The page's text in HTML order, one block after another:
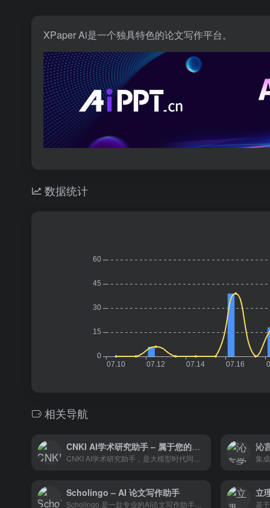
XPaper Ai是一个独具特色的论文写作平台。
数据统计
相关导航
CNKI AI学术研究助手 – 属于您的AI时代学术研究之旅即将开启
CNKI AI学术研究助手，是大模型时代同方知网全面拥抱AI、赋能科研创新的全新探索，是推进问答式增强检索和生成式知识服务的场景实践。基于AI技术驱动的智能化服务，可大幅简化繁复的检索与研究流程，用户仅需以自然语言提问，即可直接快速获得答案，并可连续追问。
Scholingo – AI 论文写作助手
Scholingo 是一款专业的AI论文写作助手，支持学术论文生成、AIGC查询和降低AIGC痕迹。平台提供高质量的写作支持，涵盖多种学术领域，帮助用户快速完成高质量学术论文。
立
基